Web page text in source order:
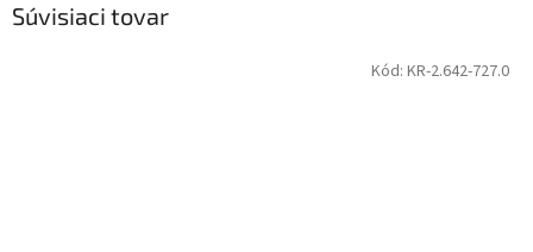
Súvisiaci tovar
Kód: KR-2.642-727.0